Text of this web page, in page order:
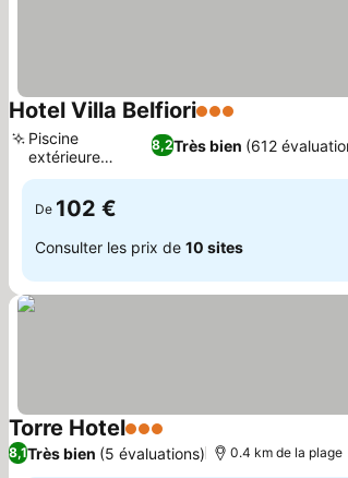
Hotel Villa Belfiori3 Étoiles
8,2Très bien (612
Piscine
extérieure
tranquille
De 102 €
Consulter les prix de 10 sites
Torre Hotel3 ÉtoilesConsulter les prix
8,1Très bien (5 évaluations) 0.4 km de la plage